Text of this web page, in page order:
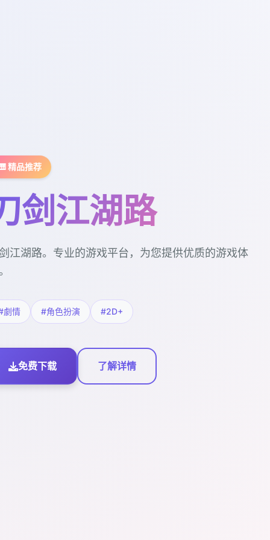
精品推荐
剑江湖路
江湖路。专业的游戏平台，为您提供优质的游戏体
劇情 #角色扮演 #2D+
免费下载 了解详情